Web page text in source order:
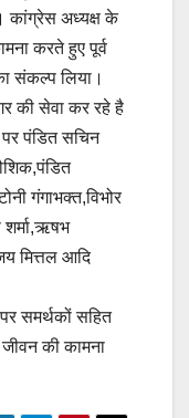
कांग्रेस अध्यक्ष के
करते हुए पूर्व
संकल्प लिया।
की सेवा कर रहे है
पंडित सचिन
गंगाभक्त,विभोर
मित्तल आदि
समर्थकों सहित
की कामना